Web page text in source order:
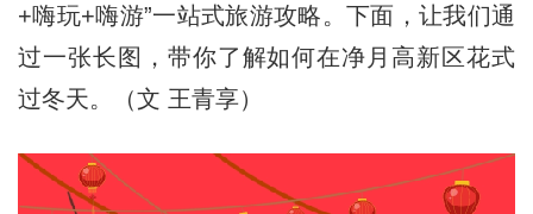
+嗨玩+嗨游”一站式旅游攻略。下面，让我们通
过一张长图，带你了解如何在净月高新区花式
过冬天。（文 王青享）